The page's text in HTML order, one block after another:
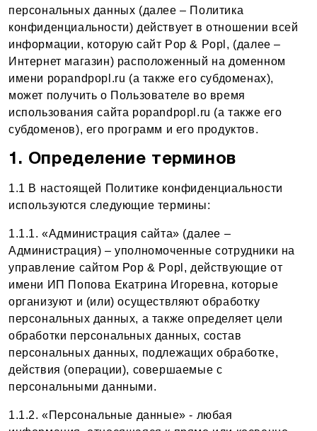
персональных данных (далее – Политика
конфиденциальности) действует в отношении всей
информации, которую сайт Pop & Popl, (далее –
Интернет магазин) расположенный на доменном
имени popandpopl.ru (а также его субдоменах),
может получить о Пользователе во время
использования сайта popandpopl.ru (а также его
субдоменов), его программ и его продуктов.
1. Определение терминов
1.1 В настоящей Политике конфиденциальности
используются следующие термины:
1.1.1. «Администрация сайта» (далее –
Администрация) – уполномоченные сотрудники на
управление сайтом Pop & Popl, действующие от
имени ИП Попова Екатрина Игоревна, которые
организуют и (или) осуществляют обработку
персональных данных, а также определяет цели
обработки персональных данных, состав
персональных данных, подлежащих обработке,
действия (операции), совершаемые с
персональными данными.
1.1.2. «Персональные данные» - любая